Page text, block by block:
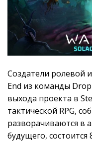
Создатели ролевой
End из команды
выхода проекта в
тактической RPG,
разворачиваются в
будущего, состоится